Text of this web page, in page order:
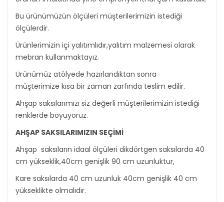
Bu ürünümüzün ölçüleri müşterilerimizin istediği
ölçülerdir.
Ürünlerimizin içi yalıtımlıdır,yalıtım malzemesi olarak
mebran kullanmaktayız.
Ürünümüz atölyede hazırlandıktan sonra
müşterimize kısa bir zaman zarfında teslim edilir.
Ahşap saksılarımızı siz değerli müşterilerimizin istediği
renklerde boyuyoruz.
AHŞAP SAKSILARIMIZIN SEÇİMİ
Ahşap saksıların idaal ölçüleri dikdörtgen saksılarda 40
cm yükseklik,40cm genişlik 90 cm uzunluktur,
Kare saksılarda 40 cm uzunluk 40cm genişlik 40 cm
yükseklikte olmalıdır.